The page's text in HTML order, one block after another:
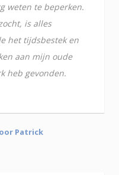
weten te beperken.
is alles
het tijdsbestek en
aan mijn oude
heb gevonden.
Patrick